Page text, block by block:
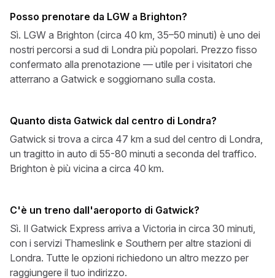
Posso prenotare da LGW a Brighton?
Sì. LGW a Brighton (circa 40 km, 35–50 minuti) è uno dei
nostri percorsi a sud di Londra più popolari. Prezzo fisso
confermato alla prenotazione — utile per i visitatori che
atterrano a Gatwick e soggiornano sulla costa.
Quanto dista Gatwick dal centro di Londra?
Gatwick si trova a circa 47 km a sud del centro di Londra,
un tragitto in auto di 55-80 minuti a seconda del traffico.
Brighton è più vicina a circa 40 km.
C'è un treno dall'aeroporto di Gatwick?
Sì. Il Gatwick Express arriva a Victoria in circa 30 minuti,
con i servizi Thameslink e Southern per altre stazioni di
Londra. Tutte le opzioni richiedono un altro mezzo per
raggiungere il tuo indirizzo.